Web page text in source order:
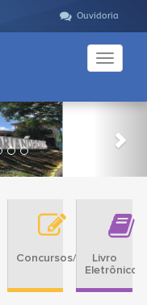
Ouvidoria
Toggle
Concursos/PSSLivro
Eletrônico